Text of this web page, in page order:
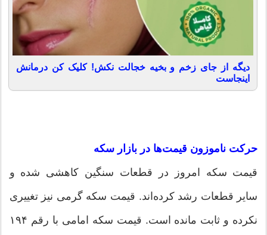
دیگه از جای زخم و بخیه خجالت نکش! کلیک کن درمانش
اینجاست
حرکت ناموزون قیمت‌ها در بازار سکه
قیمت سکه امروز در قطعات سنگین کاهشی شده و
سایر قطعات رشد کرده‌اند. قیمت سکه گرمی نیز تغییری
نکرده و ثابت مانده است. قیمت سکه امامی با رقم ۱۹۴